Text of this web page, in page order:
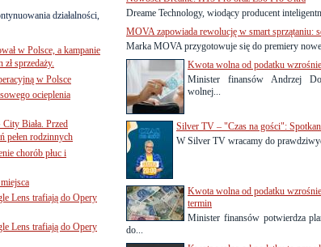
Dreame Technology, wiodący producent
MOVA zapowiada rewolucję w smart sprzątaniu:
Marka MOVA przygotowuje się do premiery
Kwota wolna od podatku
Minister finansów Andrzej
wolnej...
Silver TV – "Czas na gości":
W Silver TV wracamy do
Kwota wolna od podatku
termin
Minister finansów potwierdza
do...
działalności,
w Polsce, a kampanie
sprzedaży.
w Polsce
ocieplenia
Biała. Przed
pełen rodzinnych
chorób płuc i
Lens trafiają do Opery
Lens trafiają do Opery